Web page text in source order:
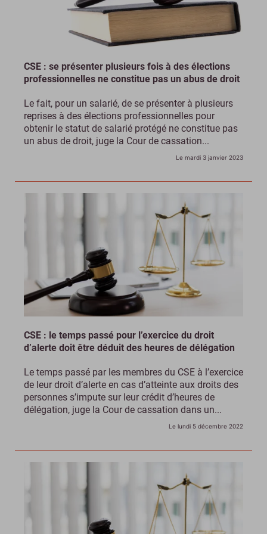
CSE : se présenter plusieurs fois à des élections
professionnelles ne constitue pas un abus de droit
Le fait, pour un salarié, de se présenter à plusieurs
reprises à des élections professionnelles pour
obtenir le statut de salarié protégé ne constitue pas
un abus de droit, juge la Cour de cassation...
Le mardi 3 janvier 2023
CSE : le temps passé pour l’exercice du droit
d’alerte doit être déduit des heures de délégation
Le temps passé par les membres du CSE à l’exercice
de leur droit d’alerte en cas d’atteinte aux droits des
personnes s’impute sur leur crédit d’heures de
délégation, juge la Cour de cassation dans un...
Le lundi 5 décembre 2022